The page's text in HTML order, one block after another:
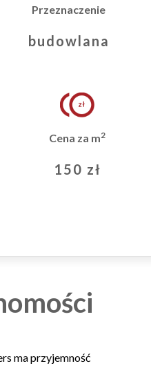
Przeznaczenie
budowlana
Cena za m2
150 zł
ma przyjemność